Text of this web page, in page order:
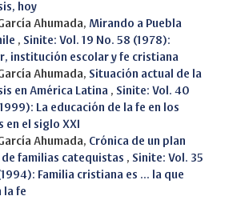
hoy
Ahumada, Mirando a Puebla
, Sinite: Vol. 19 No. 58 (1978):
institución escolar y fe cristiana
Ahumada, Situación actual de la
en América Latina , Sinite: Vol. 40
La educación de la fe en los
en el siglo XXI
Ahumada, Crónica de un plan
de familias catequistas , Sinite: Vol. 35
Familia cristiana es ... la que
la fe